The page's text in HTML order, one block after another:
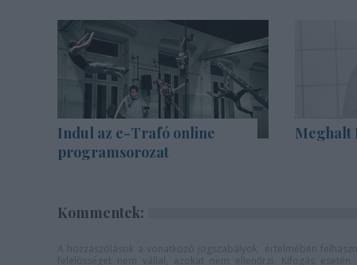
Indul az e-Trafó online
programsorozat
Meghalt
Kommentek: